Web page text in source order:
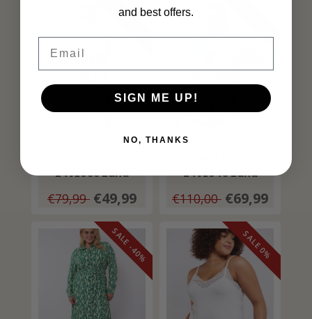
SALE -38%
24vze39 Zand
€79,99 €49,99
24vze45 Zand
€110,00 €69,99
SALE -40% SALE 0%
and best offers.
SIGN ME UP!
NO, THANKS